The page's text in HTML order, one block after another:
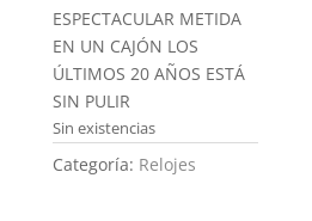
ESPECTACULAR METIDA
EN UN CAJÓN LOS
ÚLTIMOS 20 AÑOS ESTÁ
SIN PULIR
Sin existencias
Categoría: Relojes